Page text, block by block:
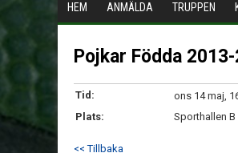
HEM ANMÄLDA TRUPPEN
Pojkar Födda
Tid:
ons 14 maj,
Plats:
Sporthallen B
<< Tillbaka